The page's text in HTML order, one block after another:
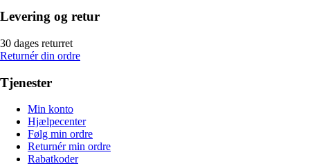
Levering og retur
30 dages returret
Returnér din ordre
Tjenester
Min konto
Hjælpecenter
Følg min ordre
Returnér min ordre
Rabatkoder